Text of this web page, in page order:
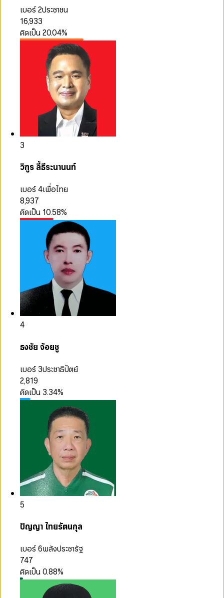
เบอร์ 2ประชาชน
16,933
คิดเป็น20.04%
3
วิฑูร ลี้ธีระนานนท์
เบอร์ 4เพื่อไทย
8,937
คิดเป็น 10.58%
4
ธงชัย จ้อยชู
เบอร์ 3ประชาธิปัตย์
2,819
คิดเป็น 3.34%
5
ปัญญา ไทยรัตนกุล
เบอร์ 6พลังประชารัฐ
747
คิดเป็น0.88%